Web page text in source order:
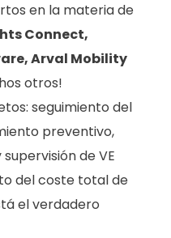
en la materia de
Connect,
Arval Mobility
otros!
seguimiento del
preventivo,
de VE
del coste total de
el verdadero